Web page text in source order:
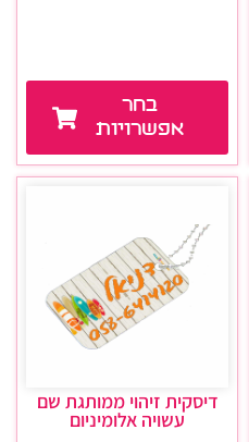
בחר
אפשרויות
דיסקית זיהוי ממותגת שם
עשויה אלומיניום